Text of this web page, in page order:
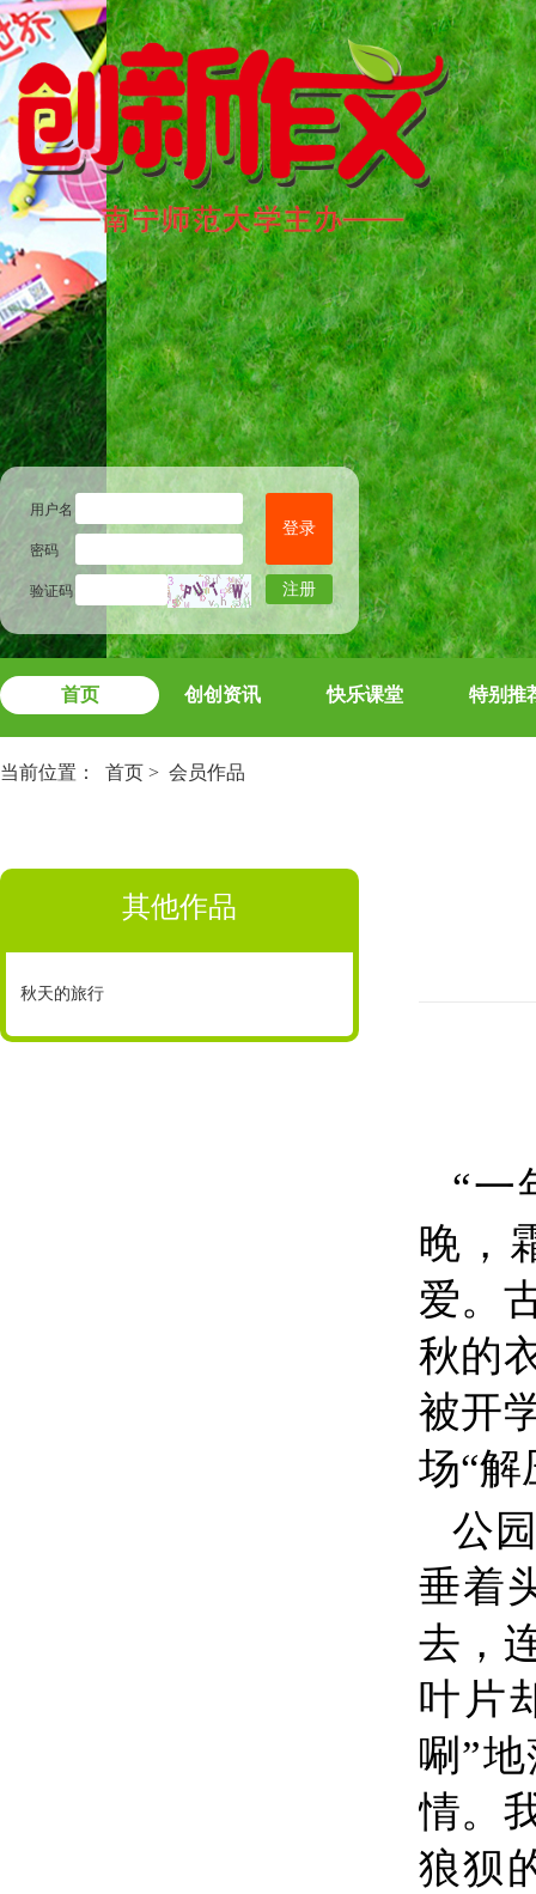
用户名
密码
验证码
登录
注册
首页 创创资讯 快乐课堂 特别推
当前位置： 首页 > 会员作品
其他作品
秋天的旅行
“一
晚，
爱。
秋的
被开
场“解
公
垂着
去，
叶片
唰”
情。
狼狈